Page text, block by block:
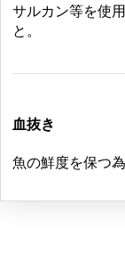
サルカン等を使
と。
血抜き
魚の鮮度を保つ